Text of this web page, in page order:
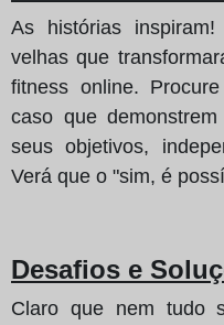
As histórias
velhas que
fitness online.
caso que
seus objetivos,
Verá que o "sim, é
Desafios e
Claro que nem tudo